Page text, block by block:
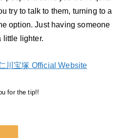
try to talk to them, turning to a
option. Just having someone
little lighter.
川宝塚 Official Website
for the tip!!